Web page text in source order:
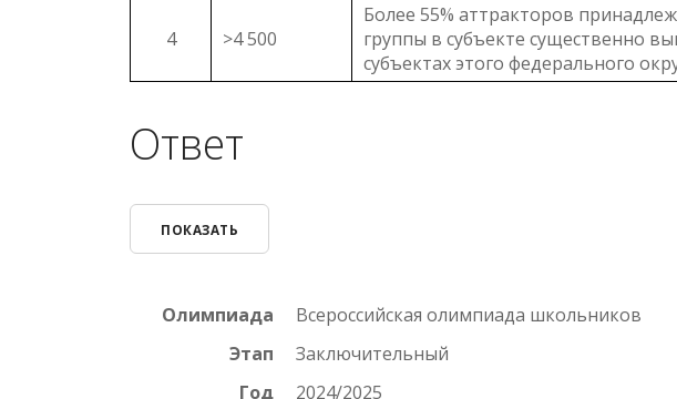
4 >4 500
Более 55% аттракторов
группы в субъекте существенно
субъектах этого федерального
Ответ
ПОКАЗАТЬ
Олимпиада
Всероссийская олимпиада школьников
Этап
Заключительный
Год
2024/2025